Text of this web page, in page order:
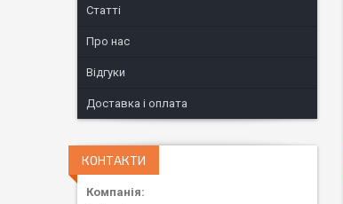
Статті
Про нас
Відгуки
Доставка і оплата
КОНТАКТИ